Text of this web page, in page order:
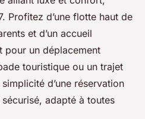
Profitez d’une flotte haut de
et d’un accueil
pour un déplacement
touristique ou un trajet
d’une réservation
adapté à toutes